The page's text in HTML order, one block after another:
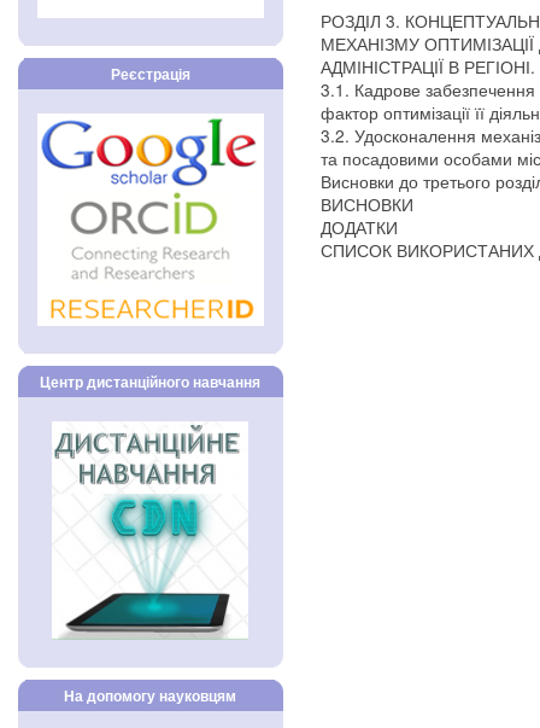
Реєстрація
Центр дистанційного навчання
На допомогу науковцям
РОЗДІЛ 3.
МЕХАНІЗМУ
АДМІНІСТРАЦІЇ В РЕГІОНІ.
3.1. Кадрове забезпечення
фактор оптимізації її
3.2. Удосконалення
та посадовими особами
Висновки до третього
ВИСНОВКИ
ДОДАТКИ
СПИСОК ВИКОРИСТАНИХ